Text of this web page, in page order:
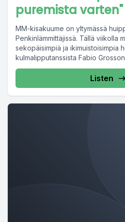
puremista varten"
MM-kisakuume on yltymässä
Penkinlämmittäjissä. Tällä viikolla
sekopäisimpiä ja ikimuistoisimpia
kulmalipputanssista Fabio
Luis Suarezin...
Listen